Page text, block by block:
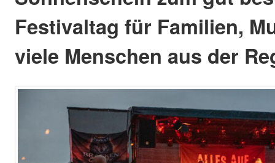
Festivaltag für Familien,
viele Menschen aus der